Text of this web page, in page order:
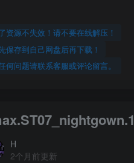
资源不失效！请不要在线解压！
保存到自己网盘后再下载！
何问题请联系客服或评论留言。
H
2个月前更新